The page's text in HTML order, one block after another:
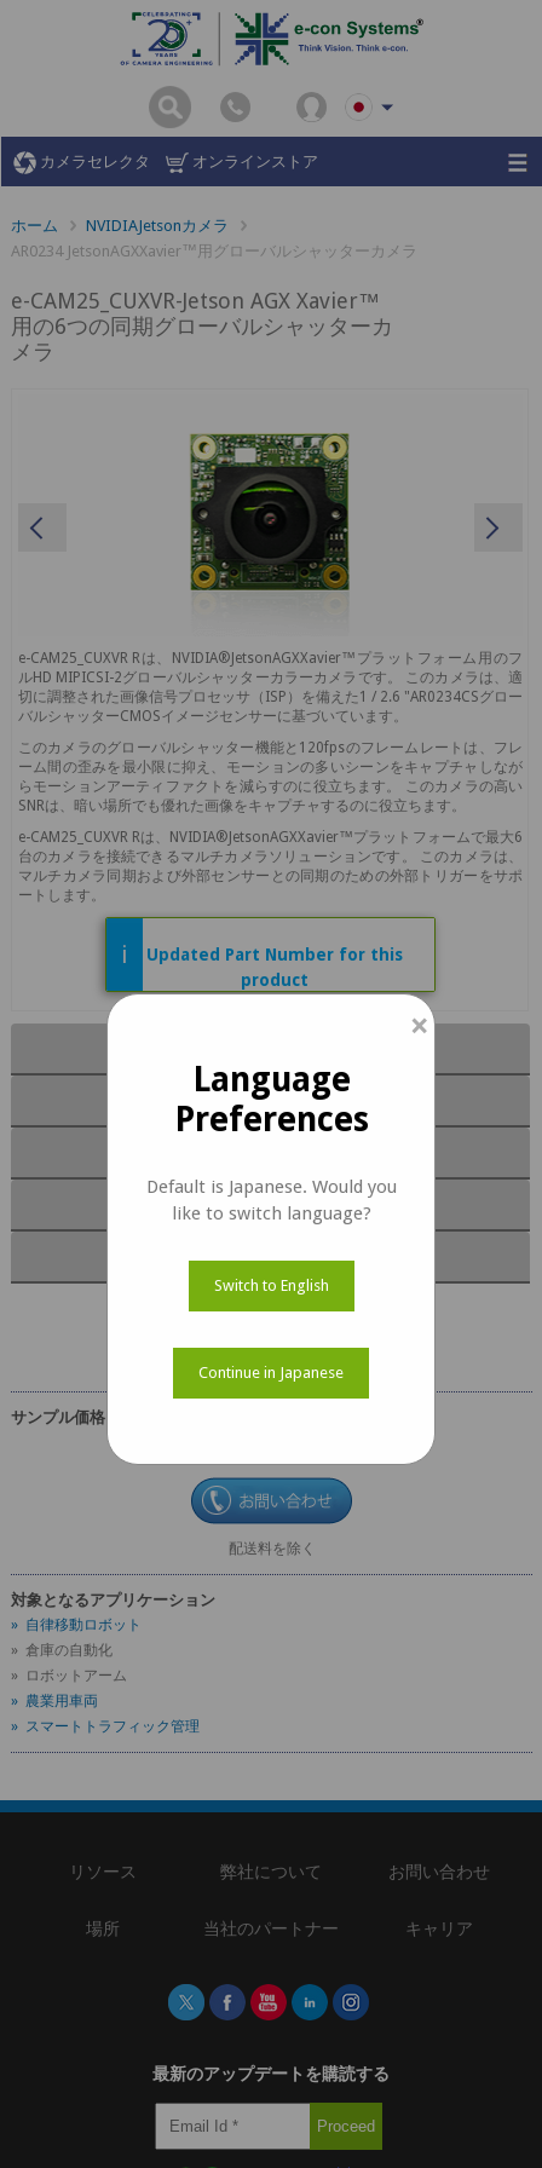
カメラセレクタ オンラインストア
ホーム
NVIDIAJetsonカメラ
AR0234 JetsonAGXXavier™用グローバルシャッターカメラ
e-CAM25_CUXVR-Jetson AGX Xavier™
用の6つの同期グローバルシャッターカ
メラ
e-CAM25_CUXVR Rは、NVIDIA®JetsonAGXXavier™プラットフォーム用のフ
ルHD MIPICSI-2グローバルシャッターカラーカメラです。 このカメラは、適
切に調整された画像信号プロセッサ（ISP）を備えた1 / 2.6 "AR0234CSグロー
バルシャッターCMOSイメージセンサーに基づいています。
このカメラのグローバルシャッター機能と120fpsのフレームレートは、フレ
ーム間の歪みを最小限に抑え、モーションの多いシーンをキャプチャしなが
らモーションアーティファクトを減らすのに役立ちます。 このカメラの高い
SNRは、暗い場所でも優れた画像をキャプチャするのに役立ちます。
e-CAM25_CUXVR Rは、NVIDIA®JetsonAGXXavier™プラットフォームで最大6
台のカメラを接続できるマルチカメラソリューションです。 このカメラは、
マルチカメラ同期および外部センサーとの同期のための外部トリガーをサポ
ートします。
i
Updated Part Number for this
product
モジュールの機能
ドキュメント
e-CAM25_CUXVR
サンプル価格
配送料を除く
対象となるアプリケーション
» 自律移動ロボット
» 倉庫の自動化
» ロボットアーム
» 農業用車両
» スマートトラフィック管理
リソース 弊社について お問い合わせ
場所 当社のパートナー キャリア
最新のアップデートを購読する
×
Language
Preferences
Default is Japanese. Would you
like to switch language?
Switch to English
Continue in Japanese